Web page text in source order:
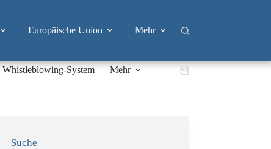
Europäische Union Mehr
Whistleblowing-System Mehr Warenkorb
Suche